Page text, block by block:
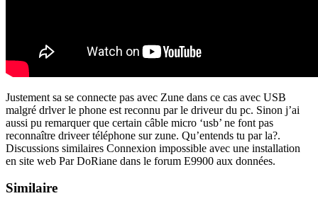
Justement sa se connecte pas avec Zune dans ce cas avec USB
malgré drlver le phone est reconnu par le driveur du pc. Sinon j’ai
aussi pu remarquer que certain câble micro ‘usb’ ne font pas
reconnaître driveer téléphone sur zune. Qu’entends tu par la?.
Discussions similaires Connexion impossible avec une installation
en site web Par DoRiane dans le forum E9900 aux données.
Similaire